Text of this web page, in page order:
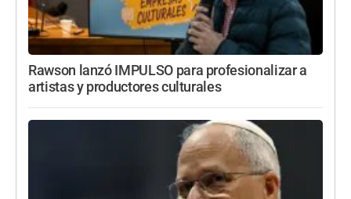
Rawson lanzó IMPULSO para profesionalizar a
artistas y productores culturales